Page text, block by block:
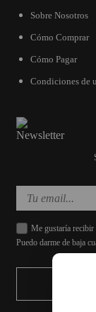
Sobre Nosotros
Cómo Comprar
Cómo Pagar
Condiciones de
Me gustaría recibir
Puedo darme de baja